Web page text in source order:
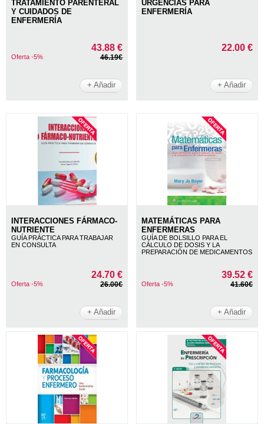
TRATAMIENTO PARENTERAL
Y CUIDADOS DE
ENFERMERÍA
43.88 €
Oferta -5% 46.19€
+ Añadir
URGENCIAS PARA
ENFERMERÍA
22.00 €
+ Añadir
INTERACCIONES FÁRMACO-
NUTRIENTE
GUÍA PRÁCTICA PARA TRABAJAR
EN CONSULTA
24.70 €
Oferta -5% 26.00€
+ Añadir
MATEMÁTICAS PARA
ENFERMERAS
GUÍA DE BOLSILLO PARA EL
CÁLCULO DE DOSIS Y LA
PREPARACIÓN DE MEDICAMENTOS
39.52 €
Oferta -5% 41.60€
+ Añadir